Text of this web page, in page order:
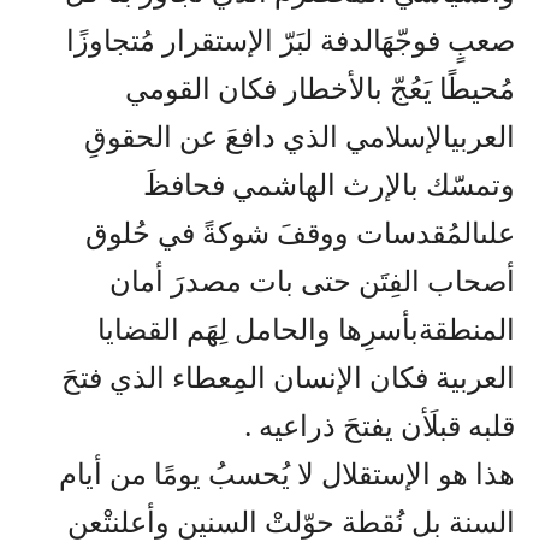
صعبٍ فوجّهَالدفة لبَرّ الإستقرار مُتجاوزًا
مُحيطًا يَعُجّ بالأخطار فكان القومي
العربيالإسلامي الذي دافعَ عن الحقوقِ
وتمسّك بالإرث الهاشمي فحافظَ
علىالمُقدسات ووقفَ شوكةً في حُلوق
أصحاب الفِتَن حتى بات مصدرَ أمان
المنطقةبأسرِها والحامل لِهَم القضايا
العربية فكان الإنسان المِعطاء الذي فتحَ
قلبه قبلَأن يفتحَ ذراعيه .
هذا هو الإستقلال لا يُحسبُ يومًا من أيام
السنة بل نُقطة حوّلتْ السنين وأعلنتْعن